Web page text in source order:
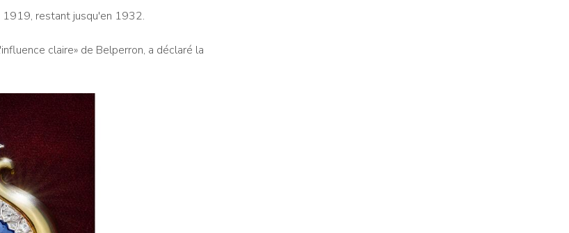
1919, restant jusqu'en 1932.
claire» de Belperron, a déclaré la